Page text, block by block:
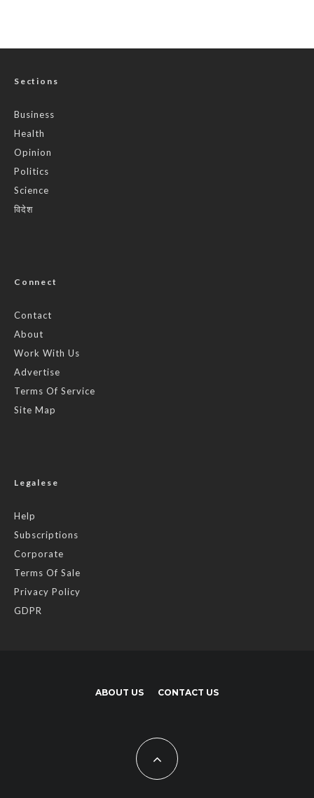
Sections
Business
Health
Opinion
Politics
Science
विदेश
Connect
Contact
About
Work With Us
Advertise
Terms Of Service
Site Map
Legalese
Help
Subscriptions
Corporate
Terms Of Sale
Privacy Policy
GDPR
ABOUT US CONTACT US